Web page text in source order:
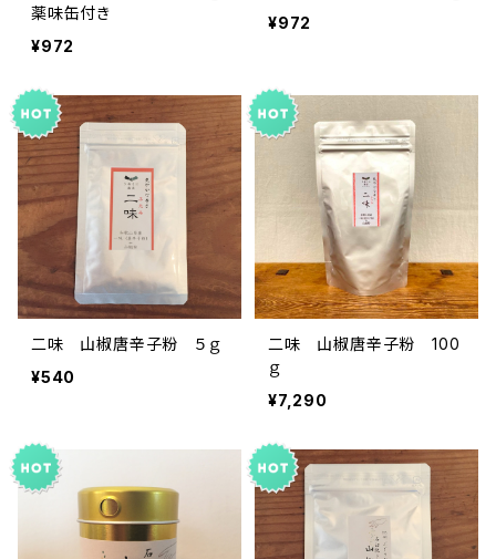
薬味缶付き
¥972
¥972
二味 山椒唐辛子粉 ５ｇ
¥540
二味 山椒唐辛子粉 100
ｇ
¥7,290